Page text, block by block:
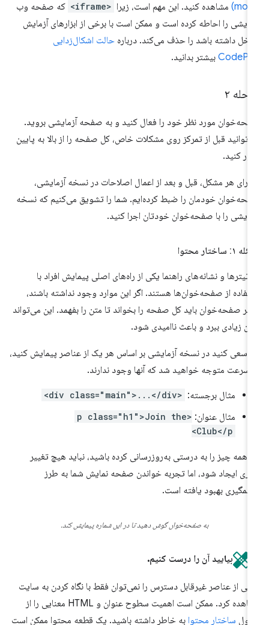
مشاهده کنید. این مهم است، زیرا <iframe>
که صفحه وب
را احاطه کرده است و ممکن است با برخی از ابزارهای آزمایش
داشته باشد را حذف می‌کند. دربارهحالت اشکال‌زدایی
بیشتر بدانید.
۲
مورد نظر خود را فعال کنید و به صفحه آزمایشی بروید.
قبل از تمرکز روی مشکلات خاص، کل صفحه را از بالا به پایین
کنید.
برای هر مشکل، قبل و بعد از اعمال اصلاحات در نسخه آزمایشی،
خودمان را ضبط کرده‌ایم. شما را تشویق می‌کنیم که نسخه
را با صفحه‌خوان خودتان اجرا کنید.
و نشانه‌های راهنما یکی از راه‌های اصلی پیمایش افراد با
از صفحه‌خوان‌ها هستند. اگر این موارد وجود نداشته باشند،
صفحه‌خوان باید کل صفحه را بخواند تا متن را بفهمد. این می‌تواند
زیادی ببرد و باعث ناامیدی شود.
سعی کنید در نسخه آزمایشی بر اساس هر یک از عناصر پیمایش کنید،
سرعت متوجه خواهید شد که آنها وجود ندارند.
مثال برجسته: <div class="main">...</div>
مثال عنوان: <p class="h1">Join the
Club</p>
همه چیز را به درستی به‌روزرسانی کرده باشید، نباید هیچ تغییر
ایجاد شود، اما تجربه خواندن صفحه نمایش شما به طرز
بهبود یافته است.
به صفحه‌خوان گوش دهید تا در این شماره پیمایش کند.
بیایید آن را درست کنیم.
از عناصر غیرقابل دسترس را نمی‌توان فقط با نگاه کردن به سایت
مشاهده کرد. ممکن است اهمیت سطوح عنوان و HTML معنایی را از
ساختار محتوابه خاطر داشته باشید. یک قطعه محتوا ممکن است